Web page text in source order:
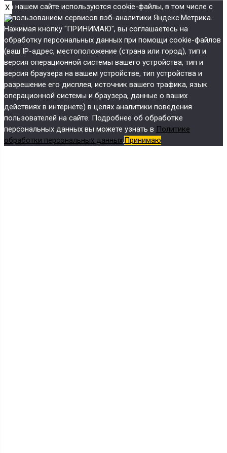
X
На нашем сайте используются cookie-файлы, в том числе с
использованием сервисов вэб-аналитики Яндекс.Метрика.
Нажимая кнопку "ПРИНИМАЮ", вы соглашаетесь на
обработку персональных данных при помощи cookie-файлов
(ваш IP-адрес, местоположение (страна или город), тип и
версия операционной системы вашего устройства, тип и
версия браузера на вашем устройстве, тип устройства и
разрешение его дисплея, источник вашего трафика, язык
операционной системы и браузера, данные о ваших
действиях в интернете) в целях аналитики поведения
пользователей на сайте. Подробнее об обработке
персональных данных вы можете узнать в Политике
обработки персональных данных.Принимаю